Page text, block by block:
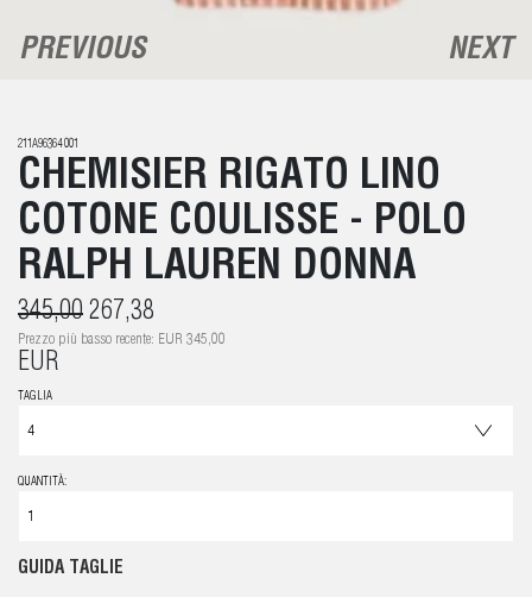
PREVIOUS NEXT
211A96364 001
CHEMISIER RIGATO LINO
COTONE COULISSE - POLO
RALPH LAUREN DONNA
345,00 267,38
Prezzo più basso recente: EUR 345,00
EUR
TAGLIA
QUANTITÀ:
GUIDA TAGLIE